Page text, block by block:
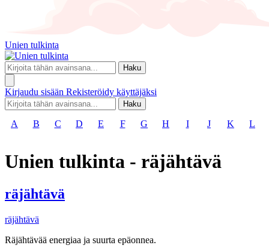
Unien tulkinta
Haku
Kirjaudu sisään Rekisteröidy käyttäjäksi
Haku
A B C D E F G H I J K L
Unien tulkinta - räjähtävä
räjähtävä
räjähtävä
Räjähtävää energiaa ja suurta epäonnea.